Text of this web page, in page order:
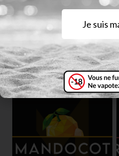
Mixologue – Boa
18,90€–45,90€
Je suis